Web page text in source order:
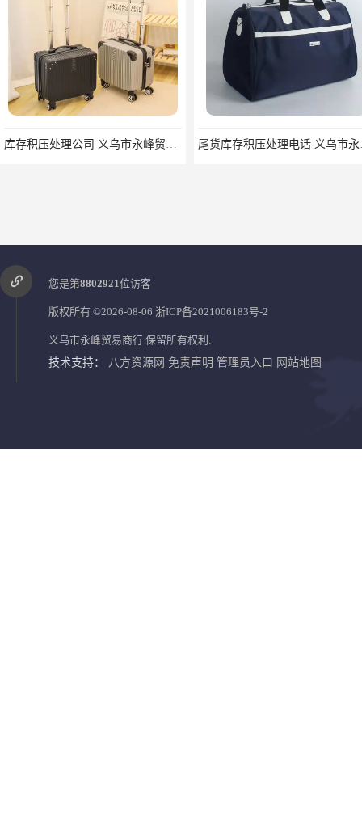
库存积压处理公司 义乌市永峰贸易商行 尾货
湛江库存服装回收 宿迁玩具回收公司
您是第8802921位访客
版权所有 ©2026-08-06 浙ICP备2021006183号-2
义乌市永峰贸易商行 保留所有权利.
技术支持： 八方资源网 免责声明 管理员入口 网站地图